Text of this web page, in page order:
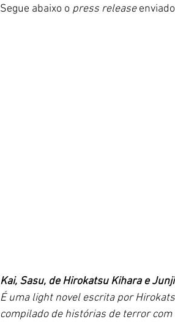
Segue abaixo o press release
Kai, Sasu, de Hirokatsu Kihara e
É uma light novel escrita por
compilado de histórias de terror